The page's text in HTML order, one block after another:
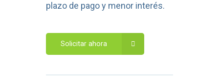
plazo de pago y menor interés.
Solicitar ahora